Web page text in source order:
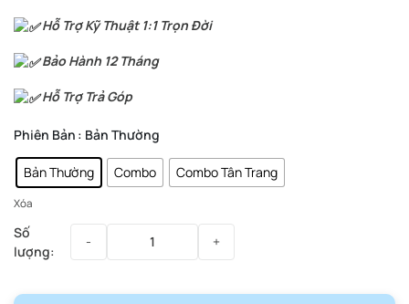
Hỗ Trợ Kỹ Thuật 1:1 Trọn Đời
Bảo Hành 12 Tháng
Hỗ Trợ Trả Góp
Phiên Bản : Bản Thường
Bản Thường Combo Combo Tân Trang
Xóa